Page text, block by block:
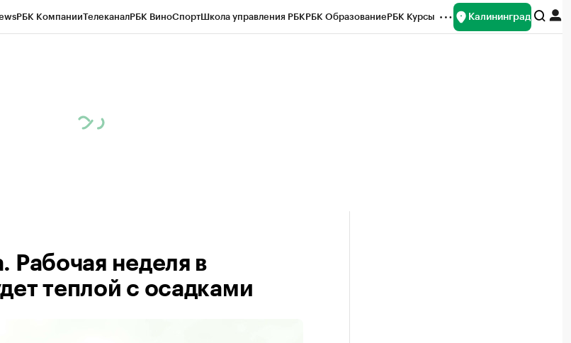
РБК КомпанииТелеканалРБК ВиноСпортШкола управления РБКРБК ОбразованиеРБК Курсы Калининград
Рабочая неделя в
теплой с осадками